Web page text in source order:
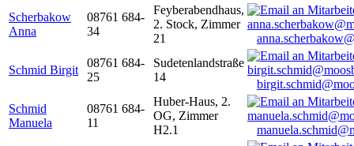
Scherbakow
Anna
08761 684-
34
Feyberabendhaus,
2. Stock, Zimmer
21
Schmid Birgit
08761 684-
25
Sudetenlandstraße
14
Schmid
Manuela
08761 684-
11
Huber-Haus, 2.
OG, Zimmer
H2.1